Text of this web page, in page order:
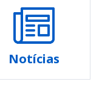
Notícias